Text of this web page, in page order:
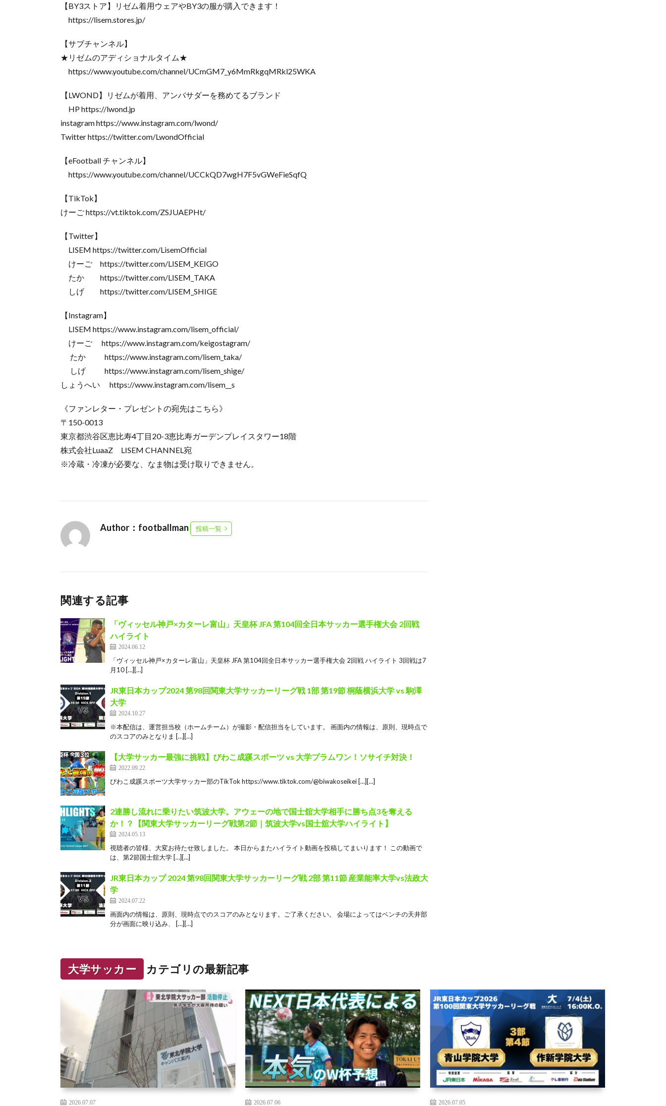
【BY3ストア】リゼム着用ウェアやBY3の服が購入できます！
https://lisem.stores.jp/
【サブチャンネル】
★リゼムのアディショナルタイム★
https://www.youtube.com/channel/UCmGM7_y6MmRkgqMRkl25WKA
【LWOND】リゼムが着用、アンバサダーを務めてるブランド
HP https://lwond.jp
instagram https://www.instagram.com/lwond/
Twitter https://twitter.com/LwondOfficial
【eFootball チャンネル】
https://www.youtube.com/channel/UCCkQD7wgH7F5vGWeFieSqfQ
【TikTok】
けーご https://vt.tiktok.com/ZSJUAEPHt/
【Twitter】
LISEM https://twitter.com/LisemOfficial
けーご https://twitter.com/LISEM_KEIGO
たか https://twitter.com/LISEM_TAKA
しげ https://twitter.com/LISEM_SHIGE
【Instagram】
LISEM https://www.instagram.com/lisem_official/
けーご https://www.instagram.com/keigostagram/
たか https://www.instagram.com/lisem_taka/
しげ https://www.instagram.com/lisem_shige/
しょうへい https://www.instagram.com/lisem__s
《ファンレター・プレゼントの宛先はこちら》
〒150-0013
東京都渋谷区恵比寿4丁目20-3恵比寿ガーデンプレイスタワー18階
株式会社LuaaZ LISEM CHANNEL宛
※冷蔵・冷凍が必要な、なま物は受け取りできません。
Author：footballman 投稿一覧
関連する記事
「ヴィッセル神戸×カターレ富山」天皇杯 JFA 第104回全日本サッカー選手権大会 2回戦
ハイライト
2024.06.12
「ヴィッセル神戸×カターレ富山」天皇杯 JFA 第104回全日本サッカー選手権大会 2回戦 ハイライト 3回戦は7
月10 […][…]
JR東日本カップ2024 第98回関東大学サッカーリーグ戦 1部 第19節 桐蔭横浜大学 vs 駒澤
大学
2024.10.27
※本配信は、運営担当校（ホームチーム）が撮影・配信担当をしています。 画面内の情報は、原則、現時点で
のスコアのみとなりま […][…]
【大学サッカー最強に挑戦】びわこ成蹊スポーツ vs 大学プラムワン！ソサイチ対決！
2022.09.22
びわこ成蹊スポーツ大学サッカー部のTikTok https://www.tiktok.com/@biwakoseikei […][…]
2連勝し流れに乗りたい筑波大学。アウェーの地で国士舘大学相手に勝ち点3を奪える
か！？【関東大学サッカーリーグ戦第2節｜筑波大学vs国士舘大学ハイライト】
2024.05.13
視聴者の皆様、大変お待たせ致しました。 本日からまたハイライト動画を投稿してまいります！ この動画で
は、第2節国士舘大学 […][…]
JR東日本カップ 2024 第98回関東大学サッカーリーグ戦 2部 第11節 産業能率大学vs法政大
学
2024.07.22
画⾯内の情報は、原則、現時点でのスコアのみとなります。ご了承ください。 会場によってはベンチの天井部
分が画⾯に映り込み、 […][…]
大学サッカー カテゴリの最新記事
2026.07.07 2026.07.06 2026.07.05